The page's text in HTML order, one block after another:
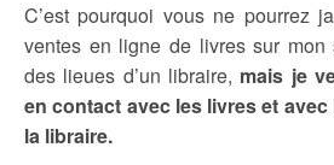
C’est pourquoi vous ne pourrez
ventes en ligne de livres sur mon
des lieues d’un libraire, mais je
en contact avec les livres et
la libraire.